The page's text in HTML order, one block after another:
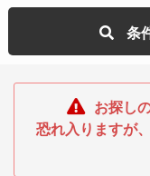
条
お探し
恐れ入りますが